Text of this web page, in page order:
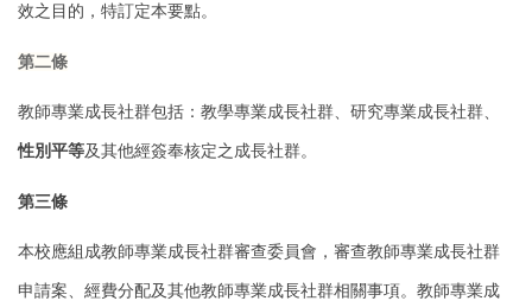
效之目的，特訂定本要點。
第二條
教師專業成長社群包括：教學專業成長社群、研究專業成長社群、
性別平等及其他經簽奉核定之成長社群。
第三條
本校應組成教師專業成長社群審查委員會，審查教師專業成長社群
申請案、經費分配及其他教師專業成長社群相關事項。 教師專業成